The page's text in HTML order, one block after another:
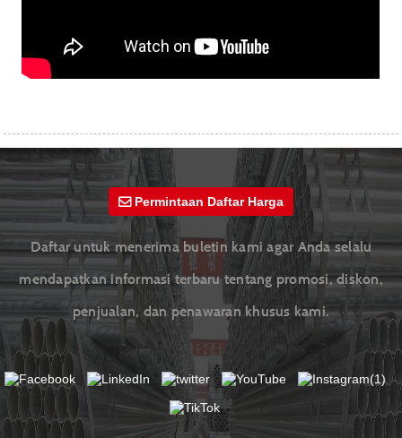
Permintaan Daftar Harga
Daftar untuk menerima buletin kami agar Anda selalu
mendapatkan informasi terbaru tentang promosi, diskon,
penjualan, dan penawaran khusus kami.